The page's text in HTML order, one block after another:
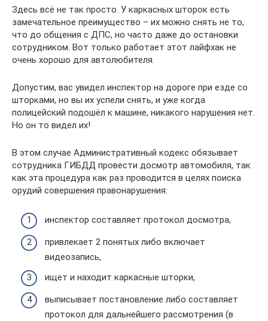
Здесь всё не так просто. У каркасных шторок есть
замечательное преимущество – их можно снять не то,
что до общения с ДПС, но часто даже до остановки
сотрудником. Вот только работает этот лайфхак не
очень хорошо для автолюбителя.
Допустим, вас увидел инспектор на дороге при езде со
шторками, но вы их успели снять, и уже когда
полицейский подошёл к машине, никакого нарушения нет.
Но он то видел их!
В этом случае Административный кодекс обязывает
сотрудника ГИБДД провести досмотр автомобиля, так
как эта процедура как раз проводится в целях поиска
орудий совершения правонарушения:
инспектор составляет протокол досмотра,
привлекает 2 понятых либо включает
видеозапись,
ищет и находит каркасные шторки,
выписывает постановление либо составляет
протокол для дальнейшего рассмотрения (в